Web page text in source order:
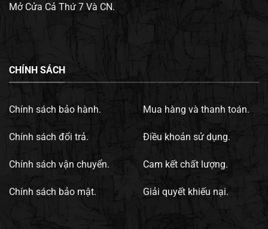
Mở Cửa Cả Thứ 7 Và CN.
CHÍNH SÁCH
Chính sách bảo hành.
Chính sách đổi trả.
Chính sách vận chuyển.
Chính sách bảo mật.
Mua hàng và thanh toán.
Điều khoản sử dụng.
Cam kết chất lượng.
Giải quyết khiếu nại.